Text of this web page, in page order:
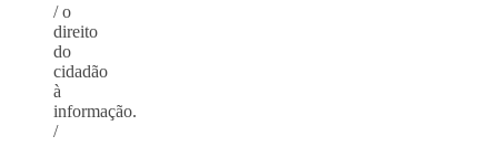
/ o
direito
do
cidadão
à
informação.
/